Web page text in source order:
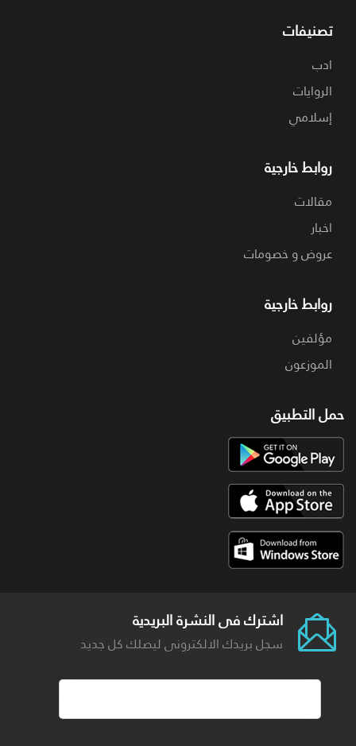
تصنيفات
ادب
الروايات
إسلامي
روابط خارجية
مقالات
اخبار
عروض و خصومات
روابط خارجية
مؤلفين
الموزعون
حمل التطبيق
اشترك فى النشرة البريدية
سجل بريدك الالكترونى ليصلك كل جديد